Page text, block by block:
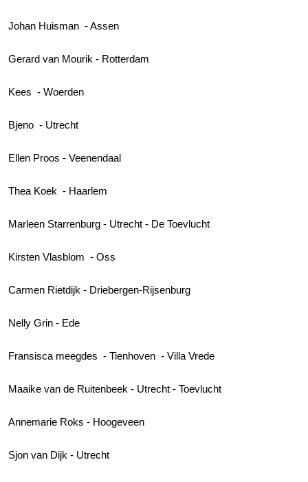
Johan Huisman - Assen
Gerard van Mourik - Rotterdam
Kees - Woerden
Bjeno - Utrecht
Ellen Proos - Veenendaal
Thea Koek - Haarlem
Marleen Starrenburg - Utrecht - De Toevlucht
Kirsten Vlasblom - Oss
Carmen Rietdijk - Driebergen-Rijsenburg
Nelly Grin - Ede
Fransisca meegdes - Tienhoven - Villa Vrede
Maaike van de Ruitenbeek - Utrecht - Toevlucht
Annemarie Roks - Hoogeveen
Sjon van Dijk - Utrecht